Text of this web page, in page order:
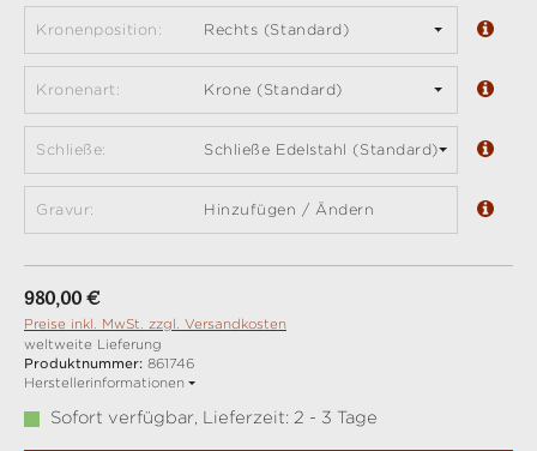
Kronenposition: Rechts (Standard)
Kronenart: Krone (Standard)
Schließe: Schließe Edelstahl (Standard)
Gravur: Hinzufügen / Ändern
Regulärer Preis:
980,00 €
Preise inkl. MwSt. zzgl. Versandkosten
weltweite Lieferung
Produktnummer: 861746
Herstellerinformationen
Sofort verfügbar, Lieferzeit: 2 - 3 Tage